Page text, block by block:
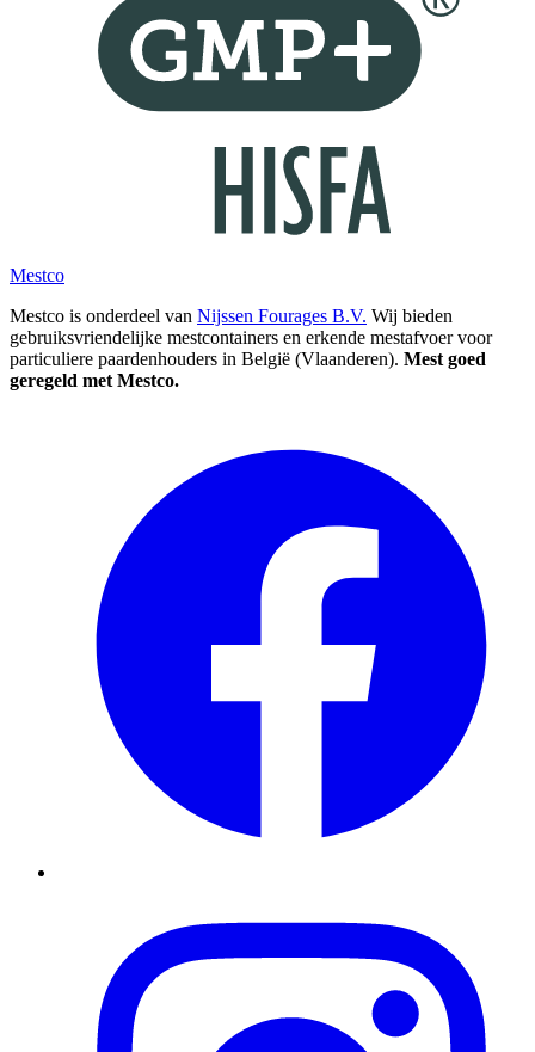
Mestco
Mestco is onderdeel van Nijssen Fourages B.V. Wij bieden
gebruiksvriendelijke mestcontainers en erkende mestafvoer voor
particuliere paardenhouders in België (Vlaanderen). Mest goed
geregeld met Mestco.